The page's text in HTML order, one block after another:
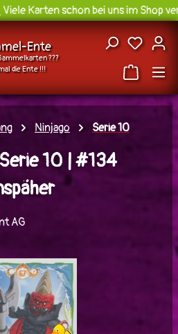
Karten schon bei uns im Shop
Ente
???
die Ente !!!
Du
Ninjago Serie 10
10 | #134
AG